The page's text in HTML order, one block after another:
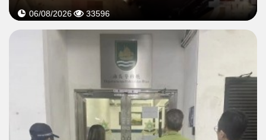
06/08/2026 33596